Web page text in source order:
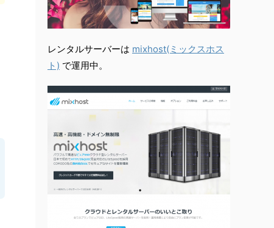
レンタルサーバーは mixhost(ミックスホス
ト) で運用中。